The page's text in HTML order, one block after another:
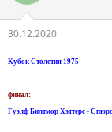
30.12.2020
Кубок Столетия 1975
финал:
Гуэлф Билтмор Хэттерс -